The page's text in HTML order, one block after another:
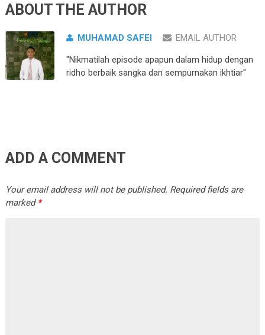
ABOUT THE AUTHOR
MUHAMAD SAFEI EMAIL AUTHOR
"Nikmatilah episode apapun dalam hidup dengan
ridho berbaik sangka dan sempurnakan ikhtiar"
ADD A COMMENT
Your email address will not be published. Required fields are
marked *